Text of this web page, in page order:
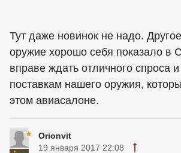
Тут даже новинок не надо.
оружие хорошо себя показало в
вправе ждать отличного спроса
поставкам нашего оружия,
этом авиасалоне.
Orionvit
19 января 2017 22:08